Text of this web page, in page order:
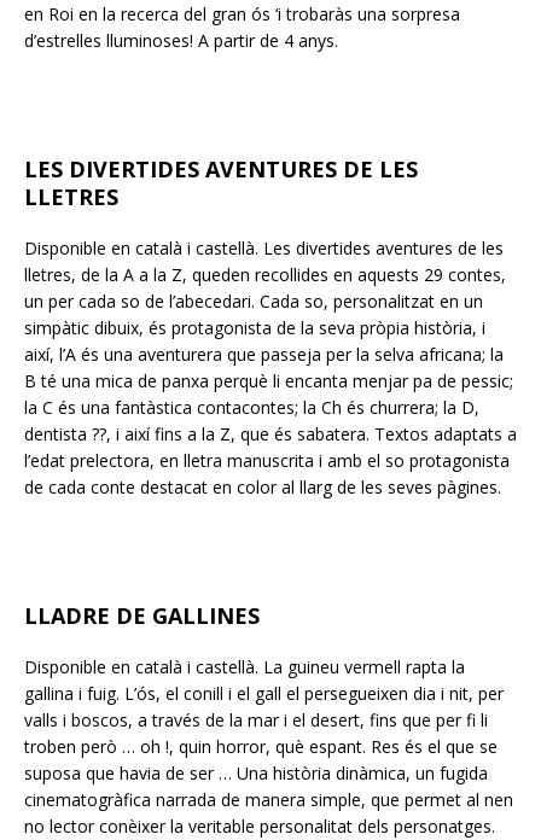
en Roi en la recerca del gran ós ‘i trobaràs una sorpresa
d’estrelles lluminoses! A partir de 4 anys.
LES DIVERTIDES AVENTURES DE LES
LLETRES
Disponible en català i castellà. Les divertides aventures de les
lletres, de la A a la Z, queden recollides en aquests 29 contes,
un per cada so de l’abecedari. Cada so, personalitzat en un
simpàtic dibuix, és protagonista de la seva pròpia història, i
així, l’A és una aventurera que passeja per la selva africana; la
B té una mica de panxa perquè li encanta menjar pa de pessic;
la C és una fantàstica contacontes; la Ch és churrera; la D,
dentista ??, i així fins a la Z, que és sabatera. Textos adaptats a
l’edat prelectora, en lletra manuscrita i amb el so protagonista
de cada conte destacat en color al llarg de les seves pàgines.
LLADRE DE GALLINES
Disponible en català i castellà. La guineu vermell rapta la
gallina i fuig. L’ós, el conill i el gall el persegueixen dia i nit, per
valls i boscos, a través de la mar i el desert, fins que per fi li
troben però … oh !, quin horror, què espant. Res és el que se
suposa que havia de ser … Una història dinàmica, un fugida
cinematogràfica narrada de manera simple, que permet al nen
no lector conèixer la veritable personalitat dels personatges.